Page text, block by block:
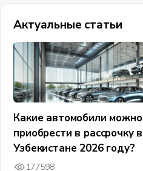
Актуальные статьи
Какие автомобили можно
приобрести в рассрочку в
Узбекистане 2026 году?
177598